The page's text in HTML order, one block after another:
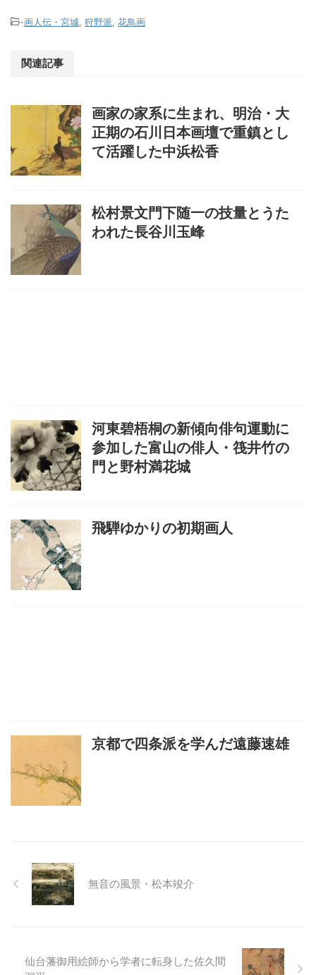
-画人伝・宮城 狩野派 花鳥画
関連記事
画家の家系に生まれ、明治・大
正期の石川日本画壇で重鎮とし
て活躍した中浜松香
松村景文門下随一の技量とうた
われた長谷川玉峰
河東碧梧桐の新傾向俳句運動に
参加した富山の俳人・筏井竹の
門と野村満花城
飛騨ゆかりの初期画人
京都で四条派を学んだ遠藤速雄
無音の風景・松本竣介
仙台藩御用絵師から学者に転身した佐久間